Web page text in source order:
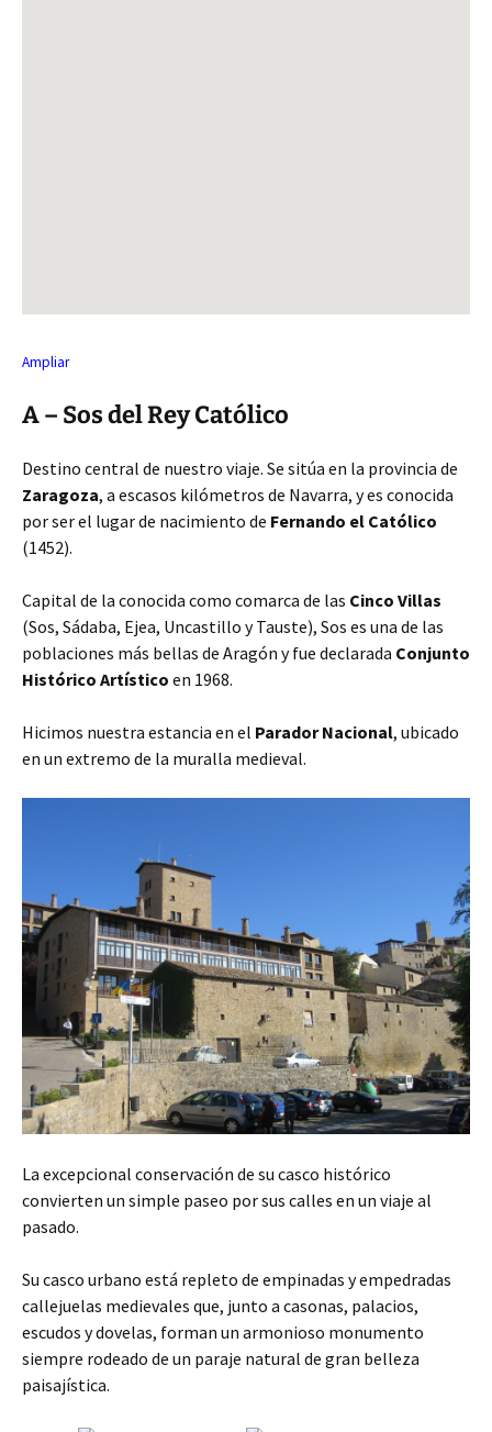
Ampliar
A – Sos del Rey Católico
Destino central de nuestro viaje. Se sitúa en la provincia de
Zaragoza, a escasos kilómetros de Navarra, y es conocida
por ser el lugar de nacimiento de Fernando el Católico
(1452).
Capital de la conocida como comarca de las Cinco Villas
(Sos, Sádaba, Ejea, Uncastillo y Tauste), Sos es una de las
poblaciones más bellas de Aragón y fue declarada Conjunto
Histórico Artístico en 1968.
Hicimos nuestra estancia en el Parador Nacional, ubicado
en un extremo de la muralla medieval.
La excepcional conservación de su casco histórico
convierten un simple paseo por sus calles en un viaje al
pasado.
Su casco urbano está repleto de empinadas y empedradas
callejuelas medievales que, junto a casonas, palacios,
escudos y dovelas, forman un armonioso monumento
siempre rodeado de un paraje natural de gran belleza
paisajística.